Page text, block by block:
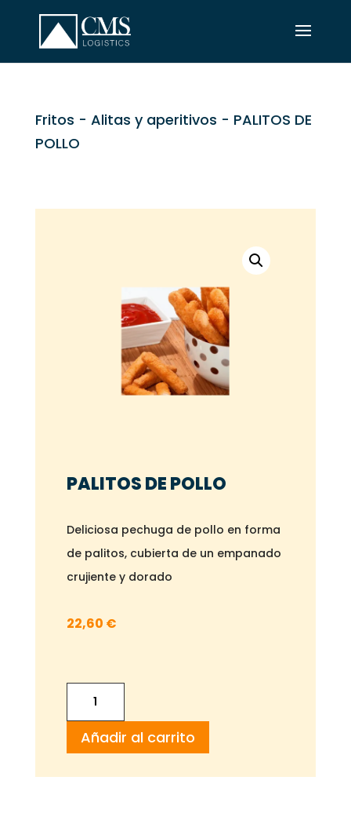
Fritos - Alitas y aperitivos - PALITOS DE
POLLO
PALITOS DE POLLO
Deliciosa pechuga de pollo en forma
de palitos, cubierta de un empanado
crujiente y dorado
22,60 €
PALITOS
DE
POLLO
Añadir al carrito